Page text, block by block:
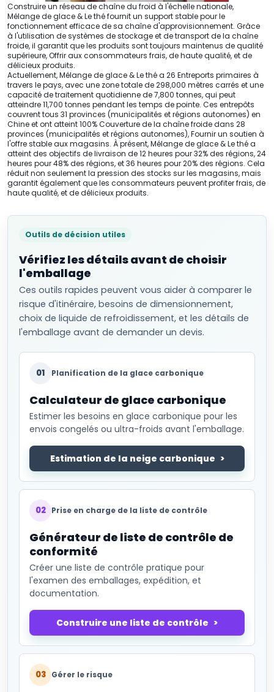
Construire un réseau de chaîne du froid à l'échelle nationale,
Mélange de glace & Le thé fournit un support stable pour le
fonctionnement efficace de sa chaîne d'approvisionnement. Grâce
à l'utilisation de systèmes de stockage et de transport de la chaîne
froide, il garantit que les produits sont toujours maintenus de qualité
supérieure, Offrir aux consommateurs frais, de haute qualité, et de
délicieux produits.
Actuellement, Mélange de glace & Le thé a 26 Entreports primaires à
travers le pays, avec une zone totale de 298,000 mètres carrés et une
capacité de traitement quotidienne de 7,800 tonnes, qui peut
atteindre 11,700 tonnes pendant les temps de pointe. Ces entrepôts
couvrent tous 31 provinces (municipalités et régions autonomes) en
Chine et ont atteint 100% Couverture de la chaîne froide dans 28
provinces (municipalités et régions autonomes), Fournir un soutien à
l'offre stable aux magasins. À présent, Mélange de glace & Le thé a
atteint des objectifs de livraison de 12 heures pour 32% des régions, 24
heures pour 48% des régions, et 36 heures pour 20% des régions. Cela
réduit non seulement la pression des stocks sur les magasins, mais
garantit également que les consommateurs peuvent profiter frais, de
haute qualité, et de délicieux produits.
Outils de décision utiles
Vérifiez les détails avant de choisir
l'emballage
Ces outils rapides peuvent vous aider à comparer le
risque d'itinéraire, besoins de dimensionnement,
choix de liquide de refroidissement, et les détails de
l'emballage avant de demander un devis.
01 Planification de la glace carbonique
Calculateur de glace carbonique
Estimer les besoins en glace carbonique pour les
envois congelés ou ultra-froids avant l'emballage.
Estimation de la neige carbonique
02 Prise en charge de la liste de contrôle
Générateur de liste de contrôle de
conformité
Créer une liste de contrôle pratique pour
l'examen des emballages, expédition, et
documentation.
Construire une liste de contrôle
03 Gérer le risque